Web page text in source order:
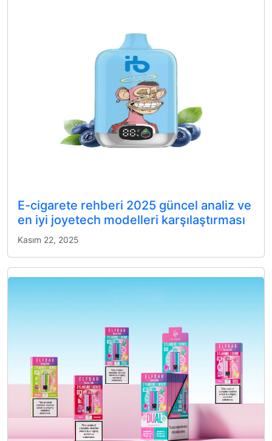
E-cigarete rehberi 2025 güncel analiz ve
en iyi joyetech modelleri karşılaştırması
Kasım 22, 2025